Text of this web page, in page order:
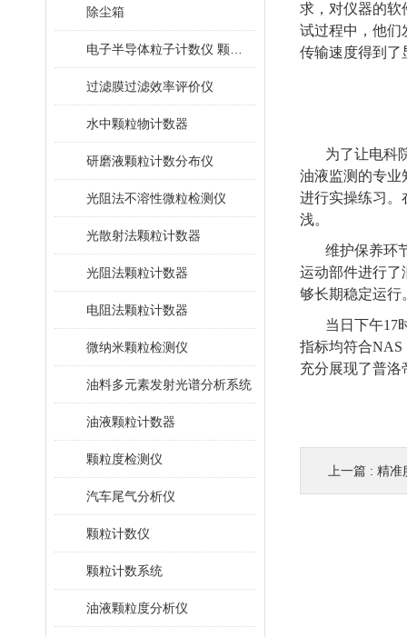
除尘箱
过滤膜过滤效率评价仪
水中颗粒物计数器
研磨液颗粒计数分布仪
光阻法不溶性微粒检测仪
光散射法颗粒计数器
光阻法颗粒计数器
电阻法颗粒计数器
微纳米颗粒检测仪
油料多元素发射光谱分析系统
油液颗粒计数器
颗粒度检测仪
汽车尾气分析仪
颗粒计数仪
颗粒计数系统
油液颗粒度分析仪
求，对仪器的软
试过程中，他们
传输速度得到了
为了让电科
油液监测的专业
进行实操练习。
浅。
维护保养环
运动部件进行了
够长期稳定运行
当日下午17
指标均符合NAS
充分展现了普洛
上一篇 : 精准